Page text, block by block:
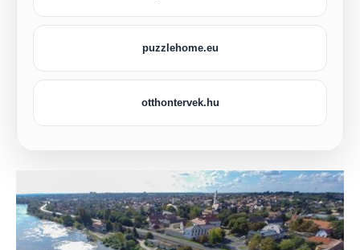
puzzlehome.eu
otthontervek.hu